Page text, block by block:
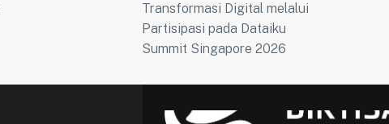
Transformasi Digital melalui
Partisipasi pada Dataiku
Summit Singapore 2026